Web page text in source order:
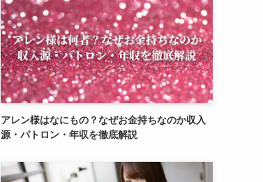
アレン様はなにもの？なぜお金持ちなのか収入
源・パトロン・年収を徹底解説